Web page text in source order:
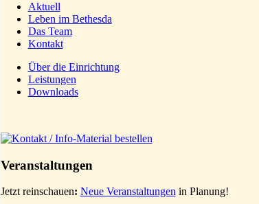
Aktuell
Leben im Bethesda
Das Team
Kontakt
Über die Einrichtung
Leistungen
Downloads
Veranstaltungen
Jetzt reinschauen: Neue Veranstaltungenin Planung!